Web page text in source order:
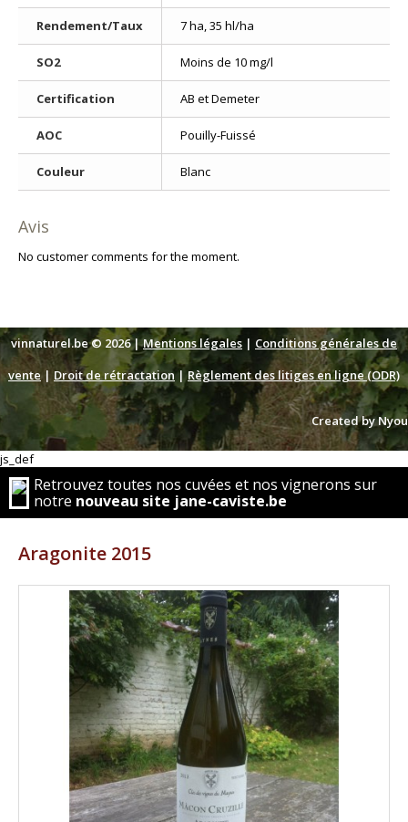
Rendement/Taux 7 ha, 35 hl/ha
SO2 Moins de 10 mg/l
Certification AB et Demeter
AOC Pouilly-Fuissé
Couleur Blanc
Avis
No customer comments for the moment.
vinnaturel.be © 2026 |Mentions légales | Conditions générales de
vente| Droit de rétractation| Règlement des litiges en ligne (ODR)
Created by Nyou
js_def
Retrouvez toutes nos cuvées et nos vignerons sur
notre nouveau site jane-caviste.be
Aragonite 2015